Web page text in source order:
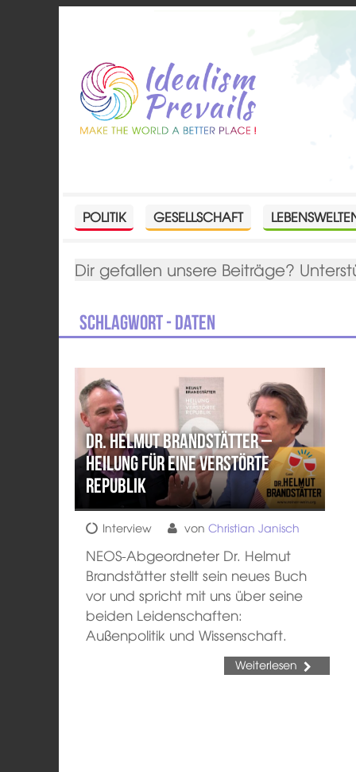
POLITIK GESELLSCHAFT
Dir gefallen unsere Beiträge?
Schlagwort - Daten
Dr. Helmut Brandstätter –
Heilung für eine verstörte
Republik
Interview vonChristian Janisch
NEOS-Abgeordneter Dr. Helmut
Brandstätter stellt sein neues Buch
vor und spricht mit uns über seine
beiden Leidenschaften:
Außenpolitik und Wissenschaft.
Weiterlesen